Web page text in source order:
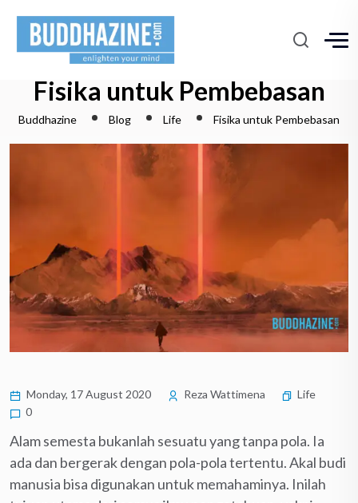
Fisika untuk Pembebasan
Buddhazine Blog Life Fisika untuk Pembebasan
Monday, 17 August 2020 Reza Wattimena
Life
0
Alam semesta bukanlah sesuatu yang tanpa pola. Ia
ada dan bergerak dengan pola-pola tertentu. Akal budi
manusia bisa digunakan untuk memahaminya. Inilah